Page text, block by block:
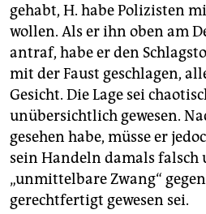
gehabt, H. habe Polizisten
wollen. Als er ihn oben am
antraf, habe er den
mit der Faust geschlagen,
Gesicht. Die Lage sei
unübersichtlich gewesen.
gesehen habe, müsse er
sein Handeln damals falsch
„unmittelbare Zwang“
gerechtfertigt gewesen sei.